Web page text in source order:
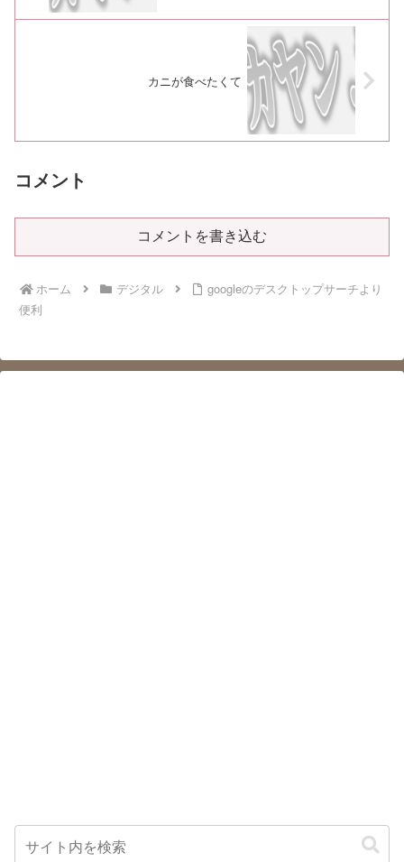
カニが食べたくて
コメント
コメントを書き込む
ホーム デジタル
googleのデスクトップサーチより
便利